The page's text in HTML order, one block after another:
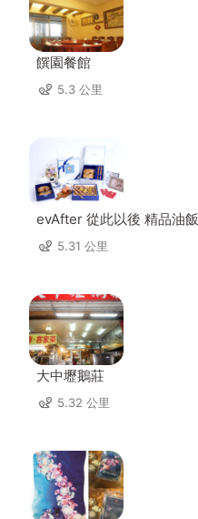
饌園餐館
5.3 公里
evAfter 從此以後 精品油飯
5.31 公里
大中壢鵝莊
5.32 公里